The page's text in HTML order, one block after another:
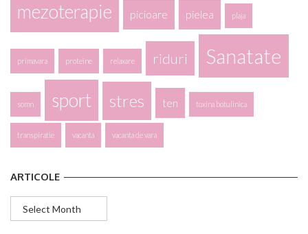
mezoterapie picioare pielea plaja
primavara proteine relaxare riduri Sanatate
somn sport stres ten toxina botulinica
transpiratie vacanta vacanta de vara
ARTICOLE
Articole